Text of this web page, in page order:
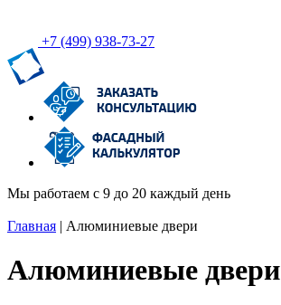
+7 (499) 938-73-27
Мы работаем с 9 до 20 каждый день
Главная | Алюминиевые двери
Алюминиевые двери